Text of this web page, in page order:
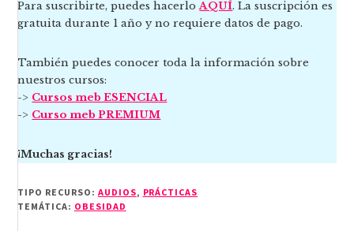
Para suscribirte, puedes hacerloAQUÍ. La suscripción es
gratuita durante 1 año y no requiere datos de pago.
También puedes conocer toda la información sobre
nuestros cursos:
-> Cursos meb ESENCIAL
-> Curso meb PREMIUM
¡Muchas gracias!
TIPO RECURSO: AUDIOS, PRÁCTICAS
TEMÁTICA: OBESIDAD